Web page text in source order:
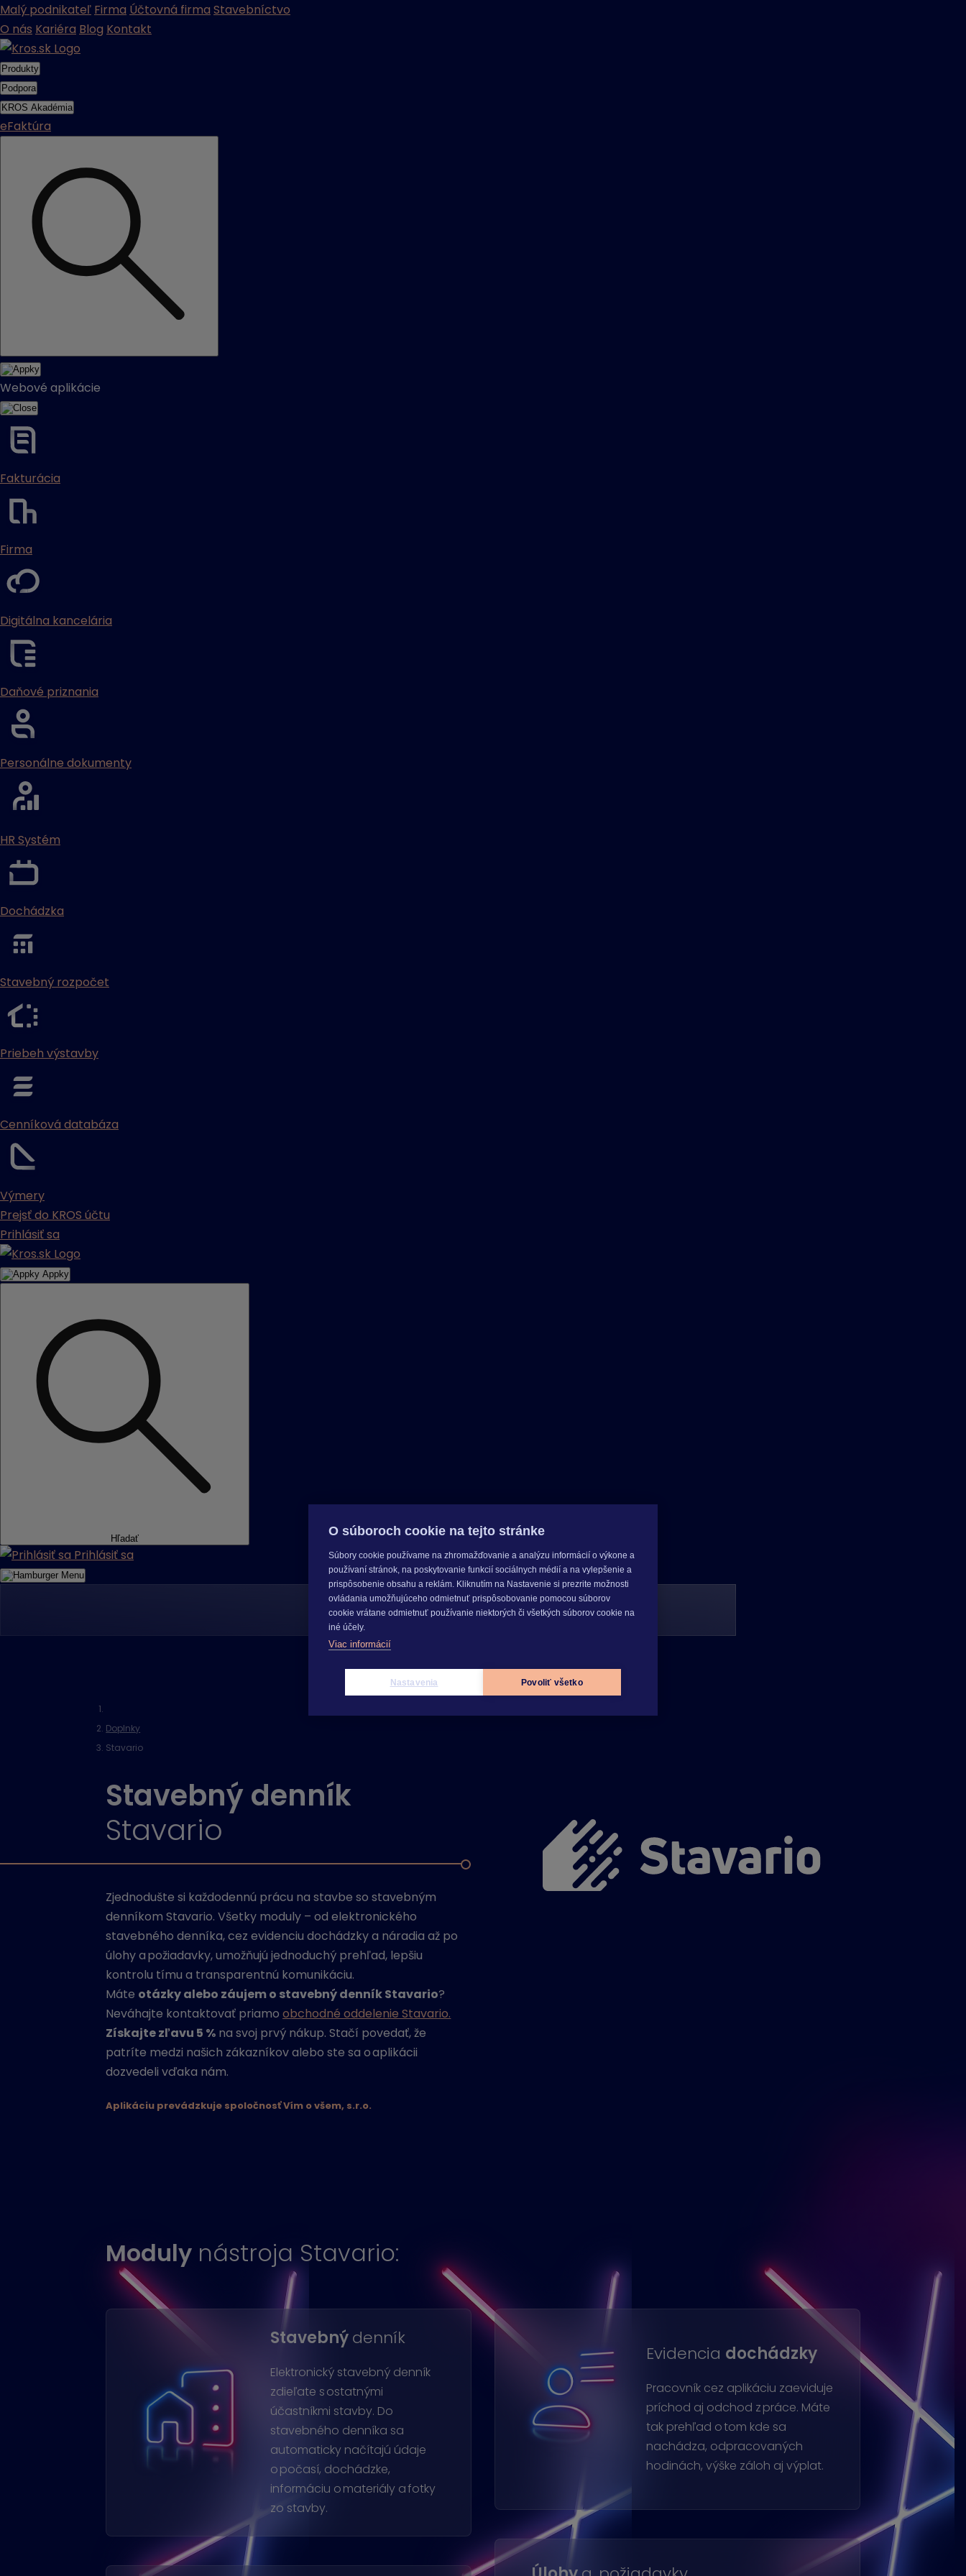
Malý podnikateľ Firma Účtovná firma Stavebníctvo
O nás Kariéra Blog Kontakt
Produkty
Podpora
KROS Akadémia
eFaktúra
Webové aplikácie
Fakturácia
Firma
Digitálna kancelária
Daňové priznania
Personálne dokumenty
HR Systém
Dochádzka
Stavebný rozpočet
Priebeh výstavby
Cenníková databáza
Výmery
Prejsť do KROS účtu
Prihlásiť sa
Appky
Hľadať
Prihlásiť sa
Menu
Doplnky
Stavario
Stavebný denník
Stavario
Zjednodušte si každodennú prácu na stavbe so stavebným
denníkom Stavario. Všetky moduly – od elektronického
stavebného denníka, cez evidenciu dochádzky a náradia až po
úlohy a požiadavky, umožňujú jednoduchý prehľad, lepšiu
kontrolu tímu a transparentnú komunikáciu.
Máte otázky alebo záujem o stavebný denník Stavario?
Neváhajte kontaktovať priamoobchodné oddelenie Stavario.
Získajte zľavu 5 % na svoj prvý nákup. Stačí povedať, že
patríte medzi našich zákazníkov alebo ste sa o aplikácii
dozvedeli vďaka nám.
Aplikáciu prevádzkuje spoločnosť Vím o všem, s.r.o.
Moduly nástroja Stavario:
Stavebnýdenník
Elektronický stavebný denník
zdieľate s ostatnými
účastníkmi stavby. Do
stavebného denníka sa
automaticky načítajú údaje
o počasí, dochádzke,
informáciu o materiály a fotky
zo stavby.
Evidencia dochádzky
Pracovník cez aplikáciu zaeviduje
príchod aj odchod z práce. Máte
tak prehľad o tom kde sa
nachádza, odpracovaných
hodinách, výške záloh aj výplat.
O súboroch cookie na tejto stránke
Súbory cookie používame na zhromažďovanie a analýzu informácií o výkone a
používaní stránok, na poskytovanie funkcií sociálnych médií a na vylepšenie a
prispôsobenie obsahu a reklám. Kliknutím na Nastavenie si prezrite možnosti
ovládania umožňujúceho odmietnuť prispôsobovanie pomocou súborov
cookie vrátane odmietnuť používanie niektorých či všetkých súborov cookie na
iné účely.
Viac informácií
Nastavenia Povoliť všetko